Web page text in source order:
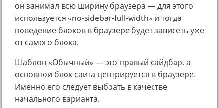
он занимал всю ширину браузера — для этого
используется «no-sidebar-full-width» и тогда
поведение блоков в браузере будет зависеть уже
от самого блока.
Шаблон «Обычный» — это правый сайдбар, а
основной блок сайта центрируется в браузере.
Именно его следует выбрать в качестве
начального варианта.